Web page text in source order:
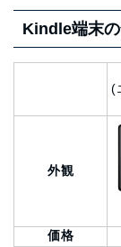
Kindle端末
(
外観
価格